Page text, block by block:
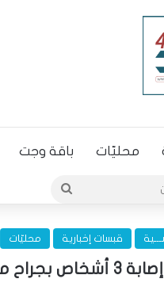
محليّات باقة وجت
قبسات إخبارية محليّات
للطعن خلال شجار في عرس